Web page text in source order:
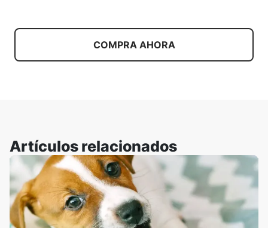
COMPRA AHORA
Artículos relacionados